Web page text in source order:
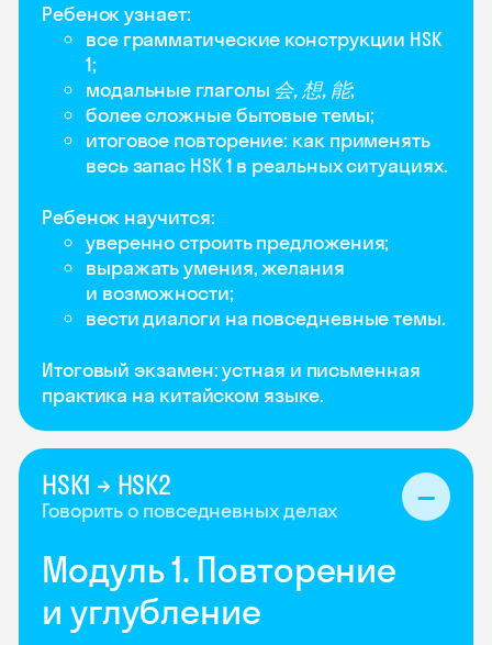
Ребенок узнает:
все грамматические конструкции HSK
1;
модальные глаголы 会, 想, 能;
более сложные бытовые темы;
итоговое повторение: как применять
весь запас HSK 1 в реальных ситуациях.
Ребенок научится:
уверенно строить предложения;
выражать умения, желания
и возможности;
вести диалоги на повседневные темы.
Итоговый экзамен: устная и письменная
практика на китайском языке.
HSK1 → HSK2
Говорить о повседневных делах
Модуль 1. Повторение
и углубление